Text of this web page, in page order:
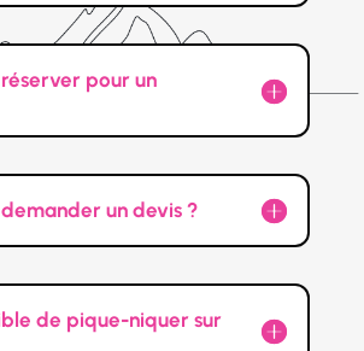
pour un
un devis ?
de pique-niquer sur